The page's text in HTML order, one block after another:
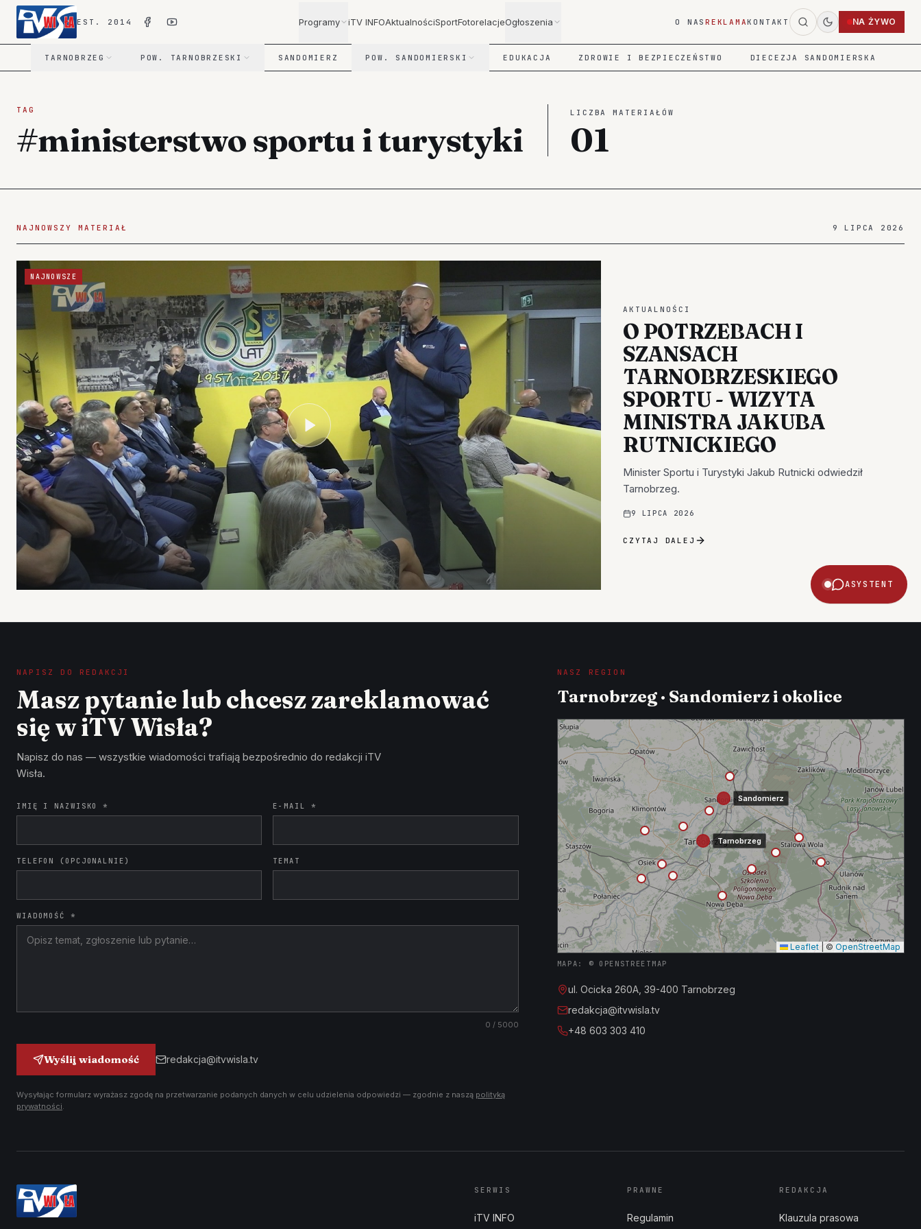
ASYSTENT
EST. 2014 Programy iTV INFOAktualnościSportFotorelacjeOgłoszenia O NASREKLAMAKONTAKT NA ŻYWO
TARNOBRZEG POW. TARNOBRZESKI SANDOMIERZ POW. SANDOMIERSKI EDUKACJA ZDROWIE I BEZPIECZEŃSTWO DIECEZJA SANDOMIERSKA
TAG
#ministerstwo sportu i turystyki
LICZBA MATERIAŁÓW
01
NAJNOWSZY MATERIAŁ 9 LIPCA 2026
NAJNOWSZE
AKTUALNOŚCI
O POTRZEBACH I
SZANSACH
TARNOBRZESKIEGO
SPORTU - WIZYTA
MINISTRA JAKUBA
RUTNICKIEGO
Minister Sportu i Turystyki Jakub Rutnicki odwiedził
Tarnobrzeg.
9 LIPCA 2026
CZYTAJ DALEJ
NAPISZ DO REDAKCJI
Masz pytanie lub chcesz zareklamować
się w iTV Wisła?
Napisz do nas — wszystkie wiadomości trafiają bezpośrednio do redakcji iTV
Wisła.
IMIĘ I NAZWISKO * E-MAIL *
TELEFON (OPCJONALNIE) TEMAT
WIADOMOŚĆ *
0 / 5000
Wyślij wiadomość redakcja@itvwisla.tv
Wysyłając formularz wyrażasz zgodę na przetwarzanie podanych danych w celu udzielenia odpowiedzi — zgodnie z naszą polityką
prywatności.
NASZ REGION
Tarnobrzeg · Sandomierz i okolice
Tarnobrzeg
Sandomierz
Leaflet © OpenStreetMap
MAPA: © OPENSTREETMAP
ul. Ocicka 260A, 39-400 Tarnobrzeg
redakcja@itvwisla.tv
+48 603 303 410
SERWIS
iTV INFO
PRAWNE
Regulamin
REDAKCJA
Klauzula prasowa